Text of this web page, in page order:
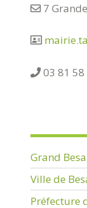
7
03 81 58
Grand
Ville de
Préfecture